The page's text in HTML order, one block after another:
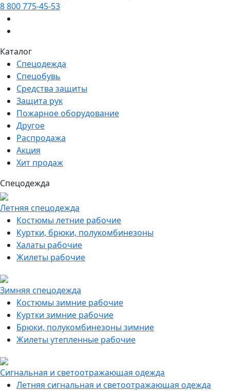
8 800 775-45-53
Каталог
Спецодежда
Спецобувь
Средства защиты
Защита рук
Пожарное оборудование
Другое
Распродажа
Акция
Хит продаж
Спецодежда
Летняя спецодежда
Костюмы летние рабочие
Куртки, брюки, полукомбинезоны
Халаты рабочие
Жилеты рабочие
Зимняя спецодежда
Костюмы зимние рабочие
Куртки зимние рабочие
Брюки, полукомбинезоны зимние
Жилеты утепленные рабочие
Сигнальная и светоотражающая одежда
Летняя сигнальная и светоотражающая одежда